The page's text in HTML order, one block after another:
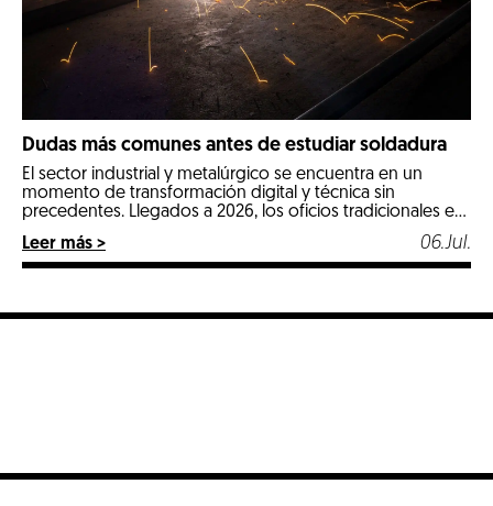
Dudas más comunes antes de estudiar soldadura
El sector industrial y metalúrgico se encuentra en un
momento de transformación digital y técnica sin
precedentes. Llegados a 2026, los oficios tradicionales e
opciones más estables, seguras y mejor remuneradas del
mercado laboral. Entre todos ellos, la soldadura destaca
Leer más > 06.Jul.